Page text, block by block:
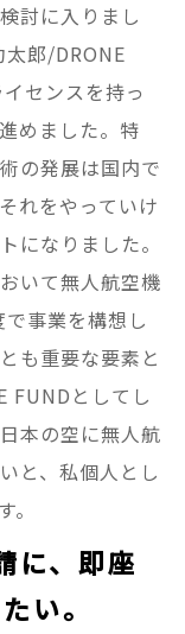
討に入りまし
郎/DRONE
センスを持っ
めました。特
の発展は国内で
れをやっていけ
になりました。
いて無人航空機
事業を構想し
も重要な要素と
FUNDとしてし
本の空に無人航
と、私個人とし
に、即座
い。